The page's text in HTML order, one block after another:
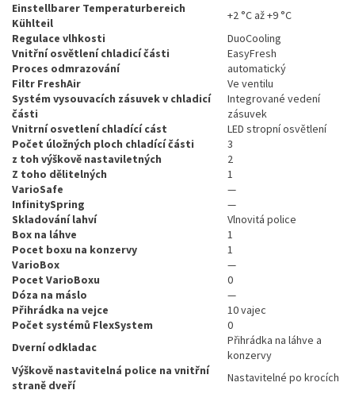
Einstellbarer Temperaturbereich
Kühlteil
+2 °C až +9 °C
Regulace vlhkosti
DuoCooling
Vnitřní osvětlení chladicí části
EasyFresh
Proces odmrazování
automatický
Filtr FreshAir
Ve ventilu
Systém vysouvacích zásuvek v chladicí
části
Integrované vedení
zásuvek
Vnitrní osvetlení chladící cást
LED stropní osvětlení
Počet úložných ploch chladící části
3
z toh výškově nastaviletných
2
Z toho dělitelných
1
VarioSafe
—
InfinitySpring
—
Skladování lahví
Vlnovitá police
Box na láhve
1
Pocet boxu na konzervy
1
VarioBox
—
Pocet VarioBoxu
0
Dóza na máslo
—
Přihrádka na vejce
10 vajec
Počet systémů FlexSystem
0
Dverní odkladac
Přihrádka na láhve a
konzervy
Výškově nastavitelná police na vnitřní
straně dveří
Nastavitelné po krocích